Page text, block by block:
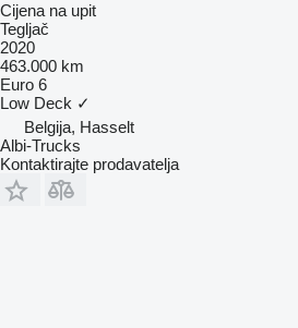
Cijena na upit
Tegljač
2020
463.000 km
Euro 6
Low Deck ✓
Belgija, Hasselt
Albi-Trucks
Kontaktirajte prodavatelja